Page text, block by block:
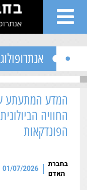
המדע המתעתע
החוויה
הפונדקאות
בחברת
האדם
01/07/2026